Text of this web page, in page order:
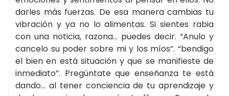
darles más fuerzas. De esa manera cambias tu
vibración y ya no lo alimentas. Si sientes rabia
con una noticia, razona… puedes decir. “Anulo y
cancelo su poder sobre mi y los míos”. “bendigo
el bien en está situación y que se manifieste de
inmediato”. Pregúntate que enseñanza te está
dando… al tener conciencia de tu aprendizaje y